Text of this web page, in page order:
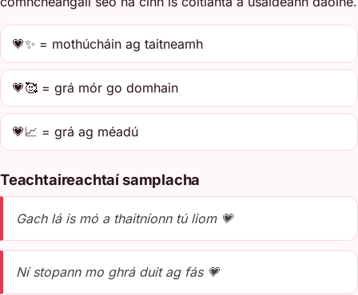
💗✨ = mothúcháin ag taitneamh
💗🥰 = grá mór go domhain
💗📈 = grá ag méadú
Teachtaireachtaí samplacha
Gach lá is mó a thaitníonn tú liom 💗
Ní stopann mo ghrá duit ag fás 💗